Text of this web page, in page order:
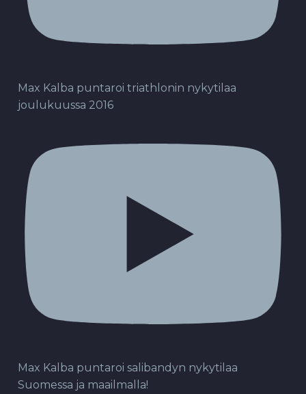
Max Kalba puntaroi triathlonin nykytilaa
joulukuussa 2016
Max Kalba puntaroi salibandyn nykytilaa
Suomessa ja maailmalla!